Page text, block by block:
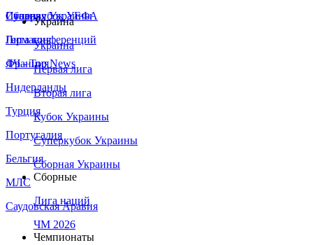
Сборная Украины
Италия
Германия
Франция
Нидерланды
Турция
Португалия
Бельгия
МЛС
Саудовская Аравия
Суперкубок УЕФА
Лига конференций
ЛЧ - Top News
Украина
Украина
Первая лига
Вторая лига
Кубок Украины
Суперкубок Украины
Сборная Украины
Сборные
Лига наций
ЧМ 2026
Чемпионаты